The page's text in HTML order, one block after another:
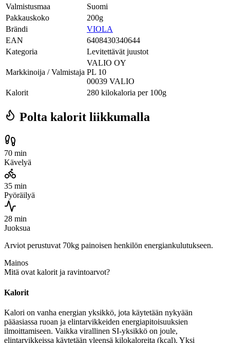
Valmistusmaa
Suomi
Pakkauskoko
200g
Brändi
VIOLA
EAN
6408430340644
Kategoria
Levitettävät juustot
Markkinoija / Valmistaja
VALIO OY
PL 10
00039 VALIO
Kalorit
280 kilokaloria per 100g
Polta kalorit liikkumalla
70 min
Kävelyä
35 min
Pyöräilyä
28 min
Juoksua
Arviot perustuvat 70kg painoisen henkilön energiankulutukseen.
Mainos
Mitä ovat kalorit ja ravintoarvot?
Kalorit
Kalori on vanha energian yksikkö, jota käytetään nykyään
pääasiassa ruoan ja elintarvikkeiden energiapitoisuuksien
ilmoittamiseen. Vaikka virallinen SI-yksikkö on joule,
elintarvikkeissa käytetään yleensä kilokaloreita (kcal). Yksi